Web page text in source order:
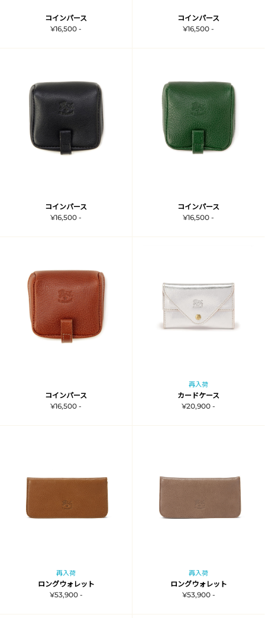
コインパース
¥16,500 -
コインパース
¥16,500 -
コインパース
¥16,500 -
コインパース
¥16,500 -
コインパース
¥16,500 -
再入荷
カードケース
¥20,900 -
再入荷
ロングウォレット
¥53,900 -
再入荷
ロングウォレット
¥53,900 -